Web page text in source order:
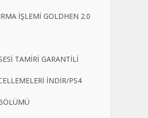
İŞLEMİ GOLDHEN 2.0
TAMİRİ GARANTİLİ
İNDİR/PS4